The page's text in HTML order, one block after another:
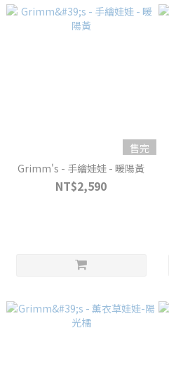
售完
Grimm's - 手繪娃娃 - 暖陽黃
NT$2,590